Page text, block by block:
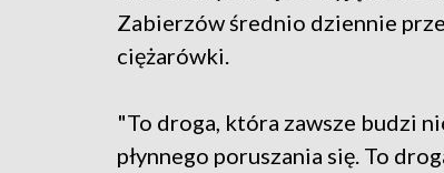
Zabierzów średnio dziennie
ciężarówki.
"To droga, która zawsze budzi
płynnego poruszania się. To